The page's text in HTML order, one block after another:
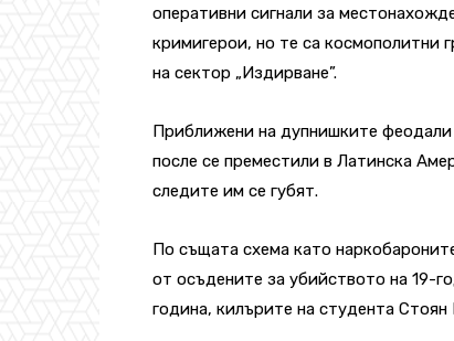
оперативни сигнали за
кримигерои, но те са космополитни
на сектор „Издирване”.
Приближени на дупнишките феодали
после се преместили в Латинска
следите им се губят.
По същата схема като
от осъдените за убийството на 19-
година, килърите на студента